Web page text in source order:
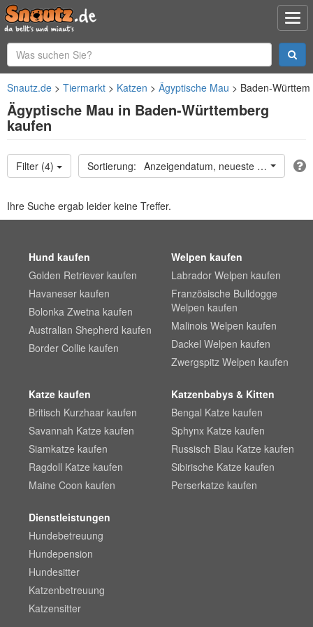
Snautz.de Tiermarkt Katzen Ägyptische Mau Baden-
Ägyptische Mau in Baden-Württemberg
kaufen
Filter (4) Anzeigendatum, neueste oben
Ihre Suche ergab leider keine Treffer.
Hund kaufen
Golden Retriever kaufen
Havaneser kaufen
Bolonka Zwetna kaufen
Australian Shepherd kaufen
Border Collie kaufen
Welpen kaufen
Labrador Welpen kaufen
Französische Bulldogge
Welpen kaufen
Malinois Welpen kaufen
Dackel Welpen kaufen
Zwergspitz Welpen kaufen
Katze kaufen
Britisch Kurzhaar kaufen
Savannah Katze kaufen
Siamkatze kaufen
Ragdoll Katze kaufen
Maine Coon kaufen
Katzenbabys & Kitten
Bengal Katze kaufen
Sphynx Katze kaufen
Russisch Blau Katze kaufen
Sibirische Katze kaufen
Perserkatze kaufen
Dienstleistungen
Hundebetreuung
Hundepension
Hundesitter
Katzenbetreuung
Katzensitter